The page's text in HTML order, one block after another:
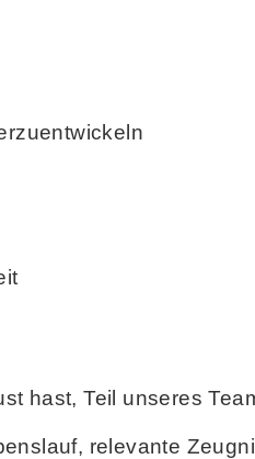
hast, Teil unseres
relevante